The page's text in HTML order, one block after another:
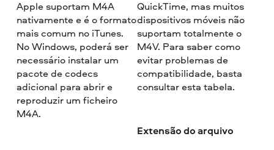
Apple suportam M4A
nativamente e é o formato
mais comum no iTunes.
No Windows, poderá ser
necessário instalar um
pacote de codecs
adicional para abrir e
reproduzir um ficheiro
M4A.
QuickTime, mas muitos
dispositivos móveis não
suportam totalmente o
M4V. Para saber como
evitar problemas de
compatibilidade, basta
consultar esta tabela.
Extensão do arquivo